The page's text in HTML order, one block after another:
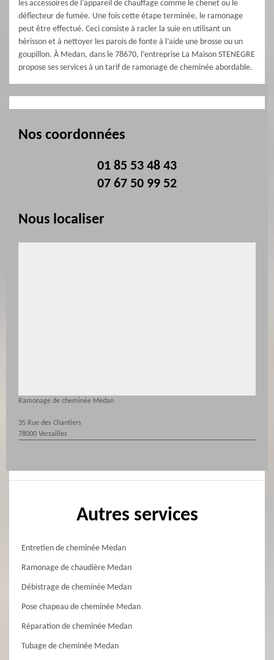
les accessoires de l’appareil de chauffage comme le chenet ou le
déflecteur de fumée. Une fois cette étape terminée, le ramonage
peut être effectué. Ceci consiste à racler la suie en utilisant un
hérisson et à nettoyer les parois de fonte à l’aide une brosse ou un
goupillon. À Medan, dans le 78670, l’entreprise La Maison STENEGRE
propose ses services à un tarif de ramonage de cheminée abordable.
Nos coordonnées
01 85 53 48 43
07 67 50 99 52
Nous localiser
Ramonage de cheminée Medan
35 Rue des Chantiers
78000 Versailles
Autres services
Entretien de cheminée Medan
Ramonage de chaudière Medan
Débistrage de cheminée Medan
Pose chapeau de cheminée Medan
Réparation de cheminée Medan
Tubage de cheminée Medan